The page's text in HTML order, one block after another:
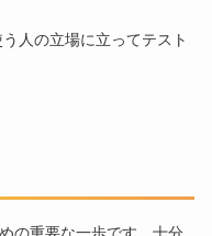
人の立場に立ってテスト